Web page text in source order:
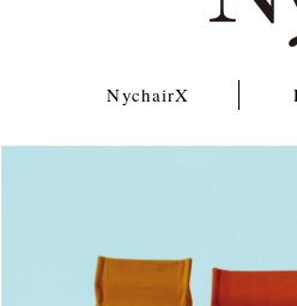
NychairX